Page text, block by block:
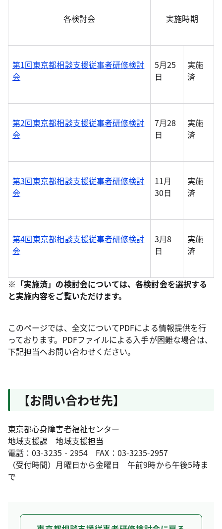
各検討会 実施時期
第1回東京都相談支援従事者研修検討
会
5月25
日
実施
済
第2回東京都相談支援従事者研修検討
会
7月28
日
実施
済
第3回東京都相談支援従事者研修検討
会
11月
30日
実施
済
第4回東京都相談支援従事者研修検討
会
3月8
日
実施
済
※「実施済」の検討会については、各検討会を選択する
と実施内容をご覧いただけます。
このページでは、全文についてPDFによる情報提供を行
っております。PDFファイルによる入手が困難な場合は、
下記担当へお問い合わせください。
【お問い合わせ先】
東京都心身障害者福祉センター
地域支援課 地域支援担当
電話：03-3235‐2954 FAX：03-3235-2957
（受付時間）月曜日から金曜日 午前9時から午後5時ま
で